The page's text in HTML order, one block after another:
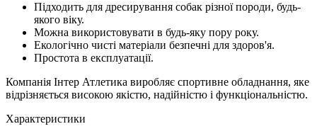
Підходить для дресирування собак різної породи, будь-
якого віку.
Можна використовувати в будь-яку пору року.
Екологічно чисті матеріали безпечні для здоров'я.
Простота в експлуатації.
Компанія Інтер Атлетика виробляє спортивне обладнання, яке
відрізняється високою якістю, надійністю і функціональністю.
Характеристики